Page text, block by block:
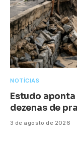
NOTÍCIAS
Estudo
dezenas de
3 de agosto de 2026